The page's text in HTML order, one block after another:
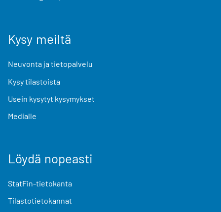
Kysy meiltä
Neuvonta ja tietopalvelu
Kysy tilastoista
Usein kysytyt kysymykset
Medialle
Löydä nopeasti
StatFin-tietokanta
Tilastotietokannat